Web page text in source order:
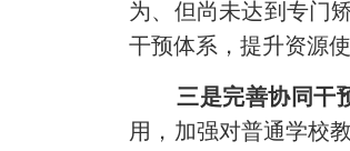
为、但尚未达到专门
干预体系，提升资源
三是完善协同干
用，加强对普通学校